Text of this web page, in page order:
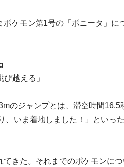
ケモン第1号の「ポニータ」に
越える」
のジャンプとは、滞空時間16.5
いま着地しました！」といっ
きた。それまでのポケモンに